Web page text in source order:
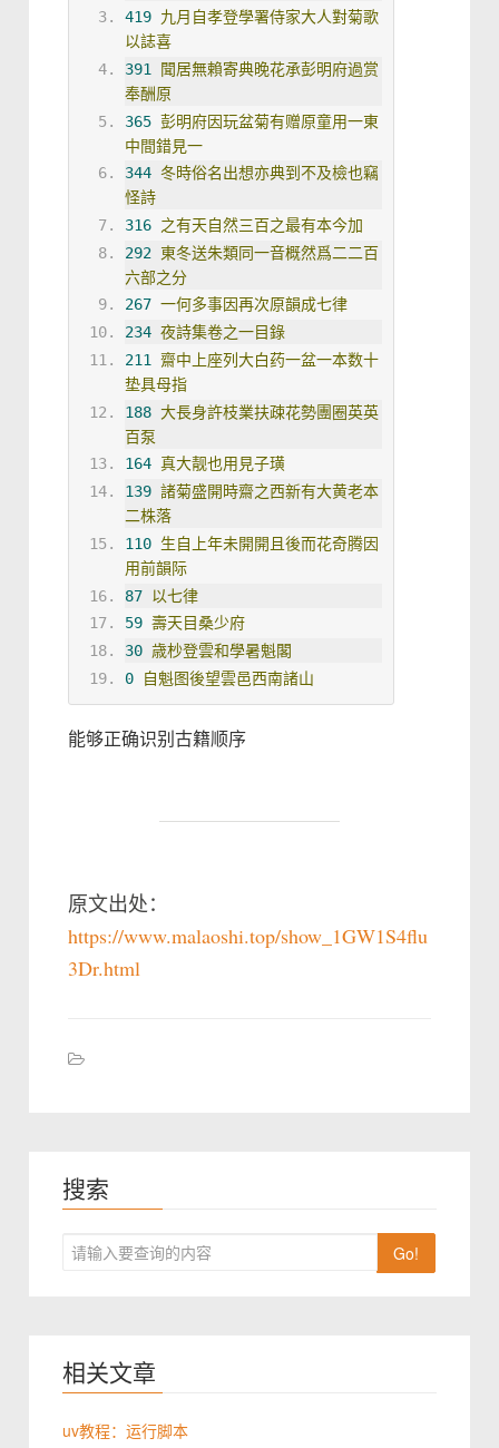
419 九月自孝登學署侍家大人對菊歌
以誌喜
391
聞居無賴寄典晚花承彭明府過赏
奉酬原
365 彭明府因玩盆菊有赠原童用一東
中間錯見一
344 冬時俗名出想亦典到不及檢也竊
怪詩
316 之有天自然三百之最有本今加
292 東冬送朱類同一音概然爲二二百
六部之分
267 一何多事因再次原韻成七律
234 夜詩集卷之一目錄
211
齋中上座列大白药一盆一本数十
垫具母指
188 大長身許枝業扶疎花勢團圈英英
百泵
164 真大靓也用見子璜
139 諸菊盛開時齋之西新有大黄老本
二株落
110 生自上年未開開且後而花奇腾因
用前韻际
87 以七律
59 壽天目桑少府
30 歳杪登雲和學暑魁閣
0
自魁图後望雲邑西南諸山
能够正确识别古籍顺序
原文出处：
https://www.malaoshi.top/show_1GW1S4flu
3Dr.html
搜索
Go!
相关文章
uv教程：运行脚本